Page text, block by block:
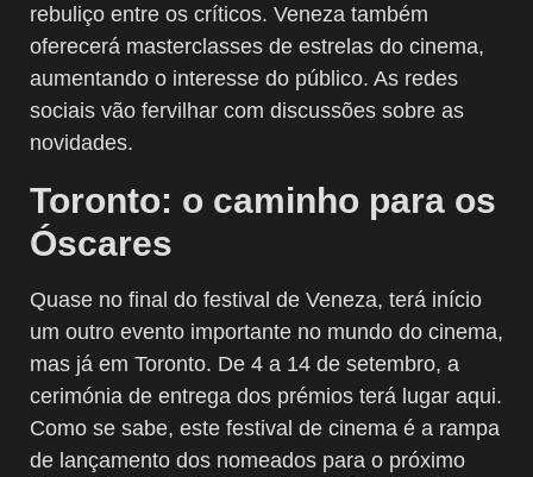
rebuliço entre os críticos. Veneza também
oferecerá masterclasses de estrelas do cinema,
aumentando o interesse do público. As redes
sociais vão fervilhar com discussões sobre as
novidades.
Toronto: o caminho para os
Óscares
Quase no final do festival de Veneza, terá início
um outro evento importante no mundo do cinema,
mas já em Toronto. De 4 a 14 de setembro, a
cerimónia de entrega dos prémios terá lugar aqui.
Como se sabe, este festival de cinema é a rampa
de lançamento dos nomeados para o próximo